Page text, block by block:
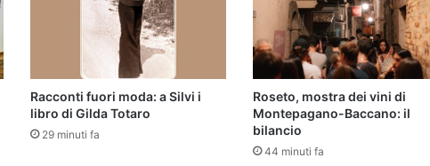
Racconti fuori moda: a Silvi i
libro di Gilda Totaro
29 minuti fa
Roseto, mostra dei vini di
Montepagano-Baccano: il
bilancio
44 minuti fa